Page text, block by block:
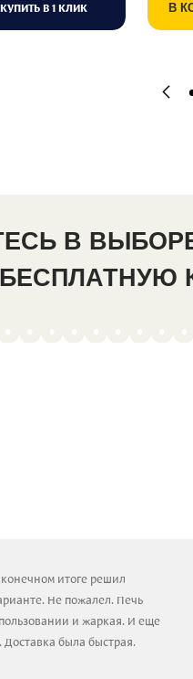
КУПИТЬ В 1 КЛИК В
В
итоге решил
Не пожалел. Печь
и жаркая. И еще
была быстрая.